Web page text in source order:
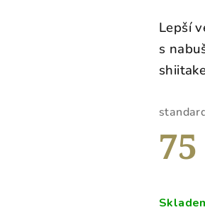
produktu
je
0,0
z
Lepší
s
cena: